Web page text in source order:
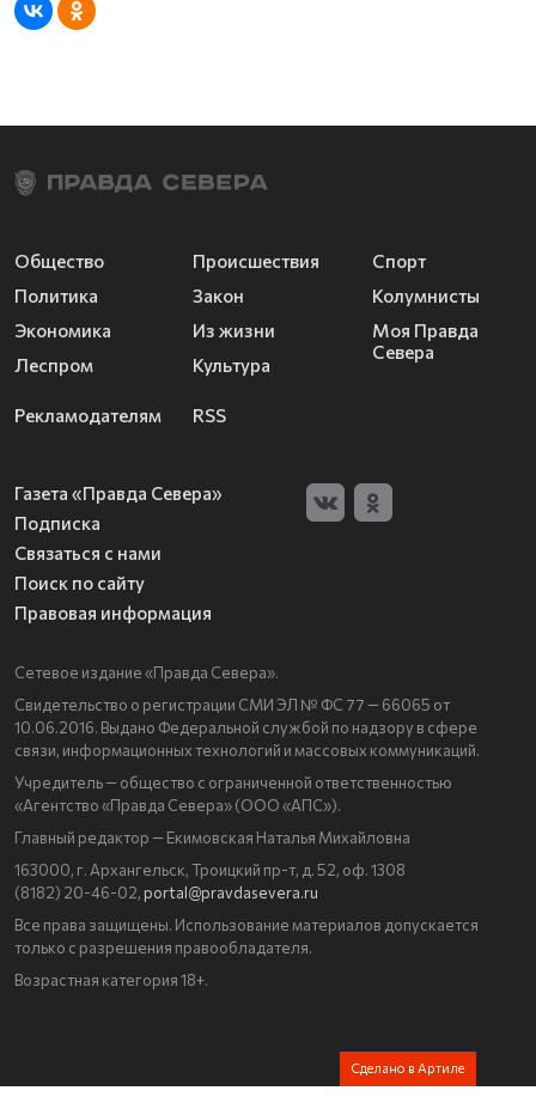
Общество
Политика
Экономика
Леспром
Происшествия
Закон
Из жизни
Культура
Спорт
Колумнисты
Моя Правда
Севера
Рекламодателям RSS
Газета «Правда Севера»
Подписка
Связаться с нами
Поиск по сайту
Правовая информация
Сетевое издание «Правда Севера».
Свидетельство о регистрации СМИ ЭЛ № ФС 77 — 66065 от
10.06.2016. Выдано Федеральной службой по надзору в сфере
связи, информационных технологий и массовых коммуникаций.
Учредитель — общество с ограниченной ответственностью
«Агентство «Правда Севера» (ООО «АПС»).
Главный редактор — Екимовская Наталья Михайловна
163000, г. Архангельск, Троицкий пр-т, д. 52, оф. 1308
(8182) 20-46-02, portal@pravdasevera.ru
Все права защищены. Использование материалов допускается
только с разрешения правообладателя.
Возрастная категория 18+.
Сделано в Артиле